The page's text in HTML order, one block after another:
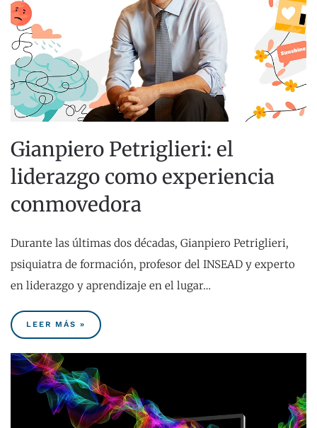
Gianpiero Petriglieri: el
liderazgo como experiencia
conmovedora
Durante las últimas dos décadas, Gianpiero Petriglieri,
psiquiatra de formación, profesor del INSEAD y experto
en liderazgo y aprendizaje en el lugar…
LEER MÁS »